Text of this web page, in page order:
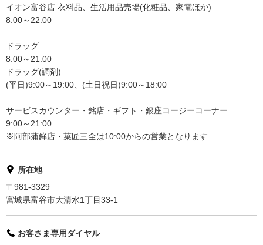
イオン富谷店 衣料品、生活用品売場(化粧品、家電ほか)
8:00～22:00
ドラッグ
8:00～21:00
ドラッグ(調剤)
(平日)9:00～19:00、(土日祝日)9:00～18:00
サービスカウンター・銘店・ギフト・銀座コージーコーナー
9:00～21:00
※阿部蒲鉾店・菓匠三全は10:00からの営業となります
所在地
〒981-3329
宮城県富谷市大清水1丁目33-1
お客さま専用ダイヤル